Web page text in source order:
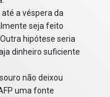
a véspera da
seja feito
hipótese seria
dinheiro suficiente
não deixou
uma fonte